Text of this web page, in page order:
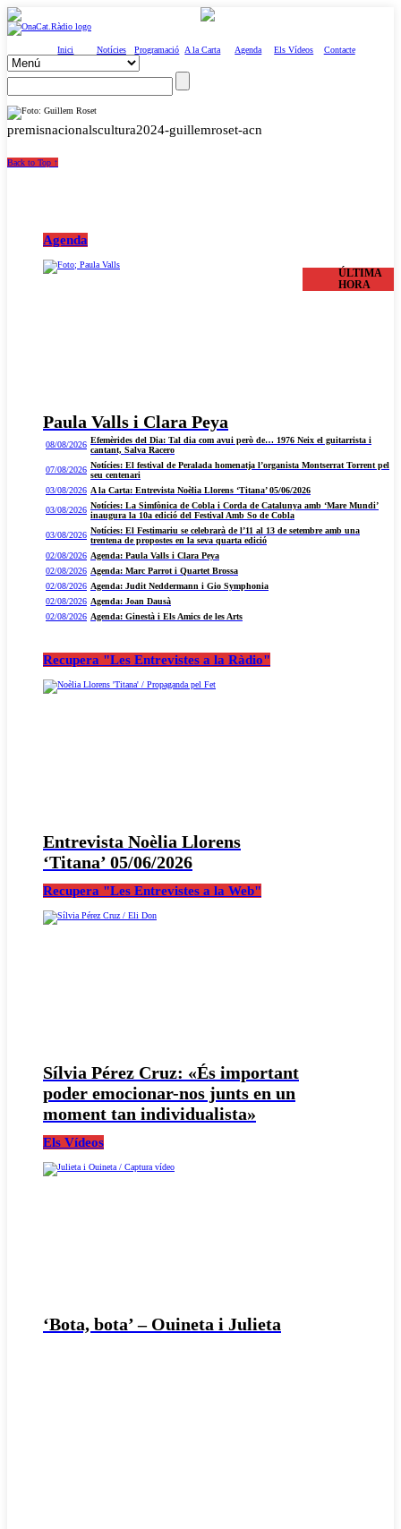
Inici Notícies Programació A la Carta Agenda Els Vídeos Contacte
premisnacionalscultura2024-guillemroset-acn
Back to Top ↑
Agenda
Paula Valls i Clara Peya
ÚLTIMA
HORA
08/08/2026 Efemèrides del Dia: Tal dia com avui però de… 1976 Neix el guitarrista i
cantant, Salva Racero
07/08/2026 Notícies: El festival de Peralada homenatja l’organista Montserrat Torrent pel
seu centenari
03/08/2026 A la Carta: Entrevista Noèlia Llorens ‘Titana’ 05/06/2026
03/08/2026 Notícies: La Simfònica de Cobla i Corda de Catalunya amb ‘Mare Mundi’
inaugura la 10a edició del Festival Amb So de Cobla
03/08/2026 Notícies: El Festimariu se celebrarà de l’11 al 13 de setembre amb una
trentena de propostes en la seva quarta edició
02/08/2026 Agenda: Paula Valls i Clara Peya
02/08/2026 Agenda: Marc Parrot i Quartet Brossa
02/08/2026 Agenda: Judit Neddermann i Gio Symphonia
02/08/2026 Agenda: Joan Dausà
02/08/2026 Agenda: Ginestà i Els Amics de les Arts
Recupera "Les Entrevistes a la Ràdio"
Entrevista Noèlia Llorens
‘Titana’ 05/06/2026
Recupera "Les Entrevistes a la Web"
Sílvia Pérez Cruz: «És important
poder emocionar-nos junts en un
moment tan individualista»
Els Vídeos
‘Bota, bota’ – Ouineta i Julieta